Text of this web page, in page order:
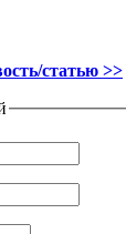
статью >>